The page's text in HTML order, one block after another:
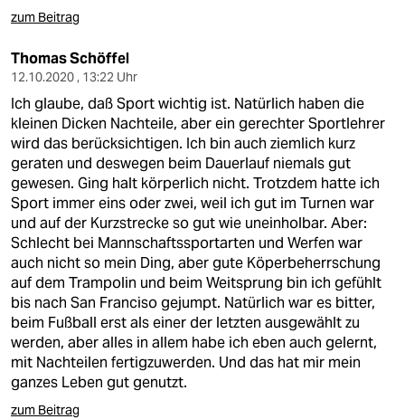
zum Beitrag
Thomas Schöffel
12.10.2020 , 13:22 Uhr
Ich glaube, daß Sport wichtig ist. Natürlich haben die
kleinen Dicken Nachteile, aber ein gerechter Sportlehrer
wird das berücksichtigen. Ich bin auch ziemlich kurz
geraten und deswegen beim Dauerlauf niemals gut
gewesen. Ging halt körperlich nicht. Trotzdem hatte ich
Sport immer eins oder zwei, weil ich gut im Turnen war
und auf der Kurzstrecke so gut wie uneinholbar. Aber:
Schlecht bei Mannschaftssportarten und Werfen war
auch nicht so mein Ding, aber gute Köperbeherrschung
auf dem Trampolin und beim Weitsprung bin ich gefühlt
bis nach San Franciso gejumpt. Natürlich war es bitter,
beim Fußball erst als einer der letzten ausgewählt zu
werden, aber alles in allem habe ich eben auch gelernt,
mit Nachteilen fertigzuwerden. Und das hat mir mein
ganzes Leben gut genutzt.
zum Beitrag